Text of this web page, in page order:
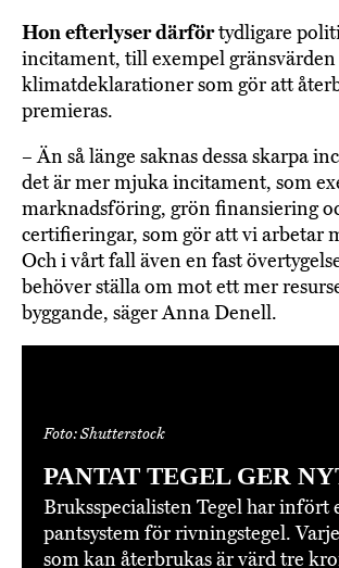
Hon efterlyser därförtydligare
incitament, till exempel
klimatdeklarationer som gör att
premieras.
– Än så länge saknas dessa skarpa
det är mer mjuka incitament, som
marknadsföring, grön finansiering
certifieringar, som gör att vi arbetar
Och i vårt fall även en fast
behöver ställa om mot ett mer
byggande, säger Anna Denell.
Foto: Shutterstock
PANTAT TEGEL GER
Bruksspecialisten Tegel har infört
pantsystem för rivningstegel.
som kan återbrukas är värd tre